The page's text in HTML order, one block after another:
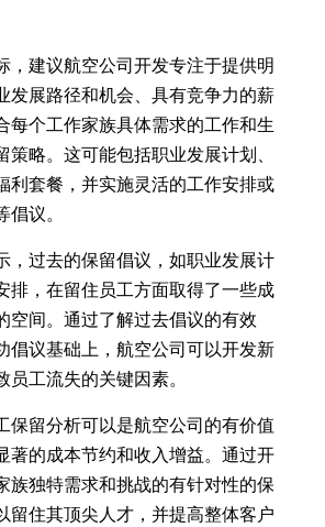
，建议航空公司开发专注于提供明
发展路径和机会、具有竞争力的薪
每个工作家族具体需求的工作和生
略。这可能包括职业发展计划、
利套餐，并实施灵活的工作安排或
议。
，过去的保留倡议，如职业发展计
排，在留住员工方面取得了一些成
空间。通过了解过去倡议的有效
倡议基础上，航空公司可以开发新
工流失的关键因素。
保留分析可以是航空公司的有价值
著的成本节约和收入增益。通过开
族独特需求和挑战的有针对性的保
留住其顶尖人才，并提高整体客户